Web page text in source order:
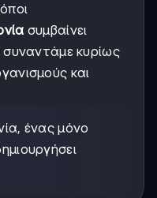
συμβαίνει
κυρίως
και
ένας μόνο